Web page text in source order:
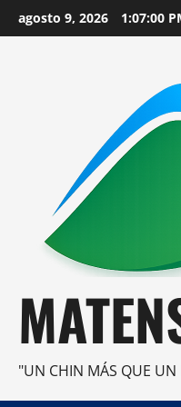
al
agosto 9, 2026 1:07:01
"UN CHIN MÁS QUE UN